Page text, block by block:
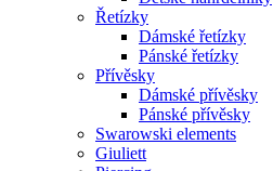
Řetízky
Dámské řetízky
Pánské řetízky
Přívěsky
Dámské přívěsky
Pánské přívěsky
Swarowski elements
Giuliett